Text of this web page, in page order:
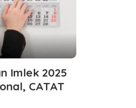
Imlek 2025
CATAT